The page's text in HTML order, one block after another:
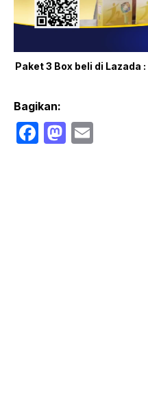
Paket 3 Box beli di Lazada :
Bagikan:
F
M